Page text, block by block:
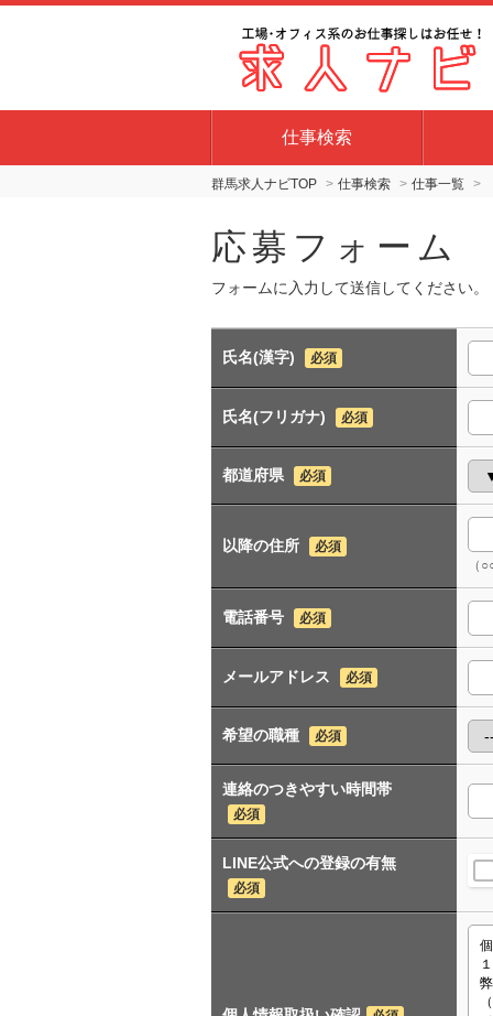
仕事検索
群馬求人ナビTOP 仕事検索 仕事一覧
応募フォーム
フォームに入力して送信してください。
氏名(漢字) 必須
氏名(フリガナ) 必須
都道府県 必須
以降の住所
必須
（
電話番号 必須
メールアドレス 必須
希望の職種 必須
連絡のつきやすい時間帯
必須
LINE公式への登録の有無
必須